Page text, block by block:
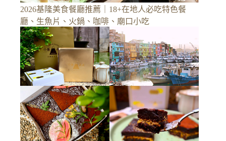
2026基隆美食餐廳推薦｜18+在地人必吃特色餐
廳、生魚片、火鍋、咖啡、廟口小吃